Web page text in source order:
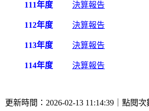
111年度
112年度
113年度
114年度
決算報告
決算報告
決算報告
決算報告
更新時間：2026-02-13 11:14:39｜點閱次